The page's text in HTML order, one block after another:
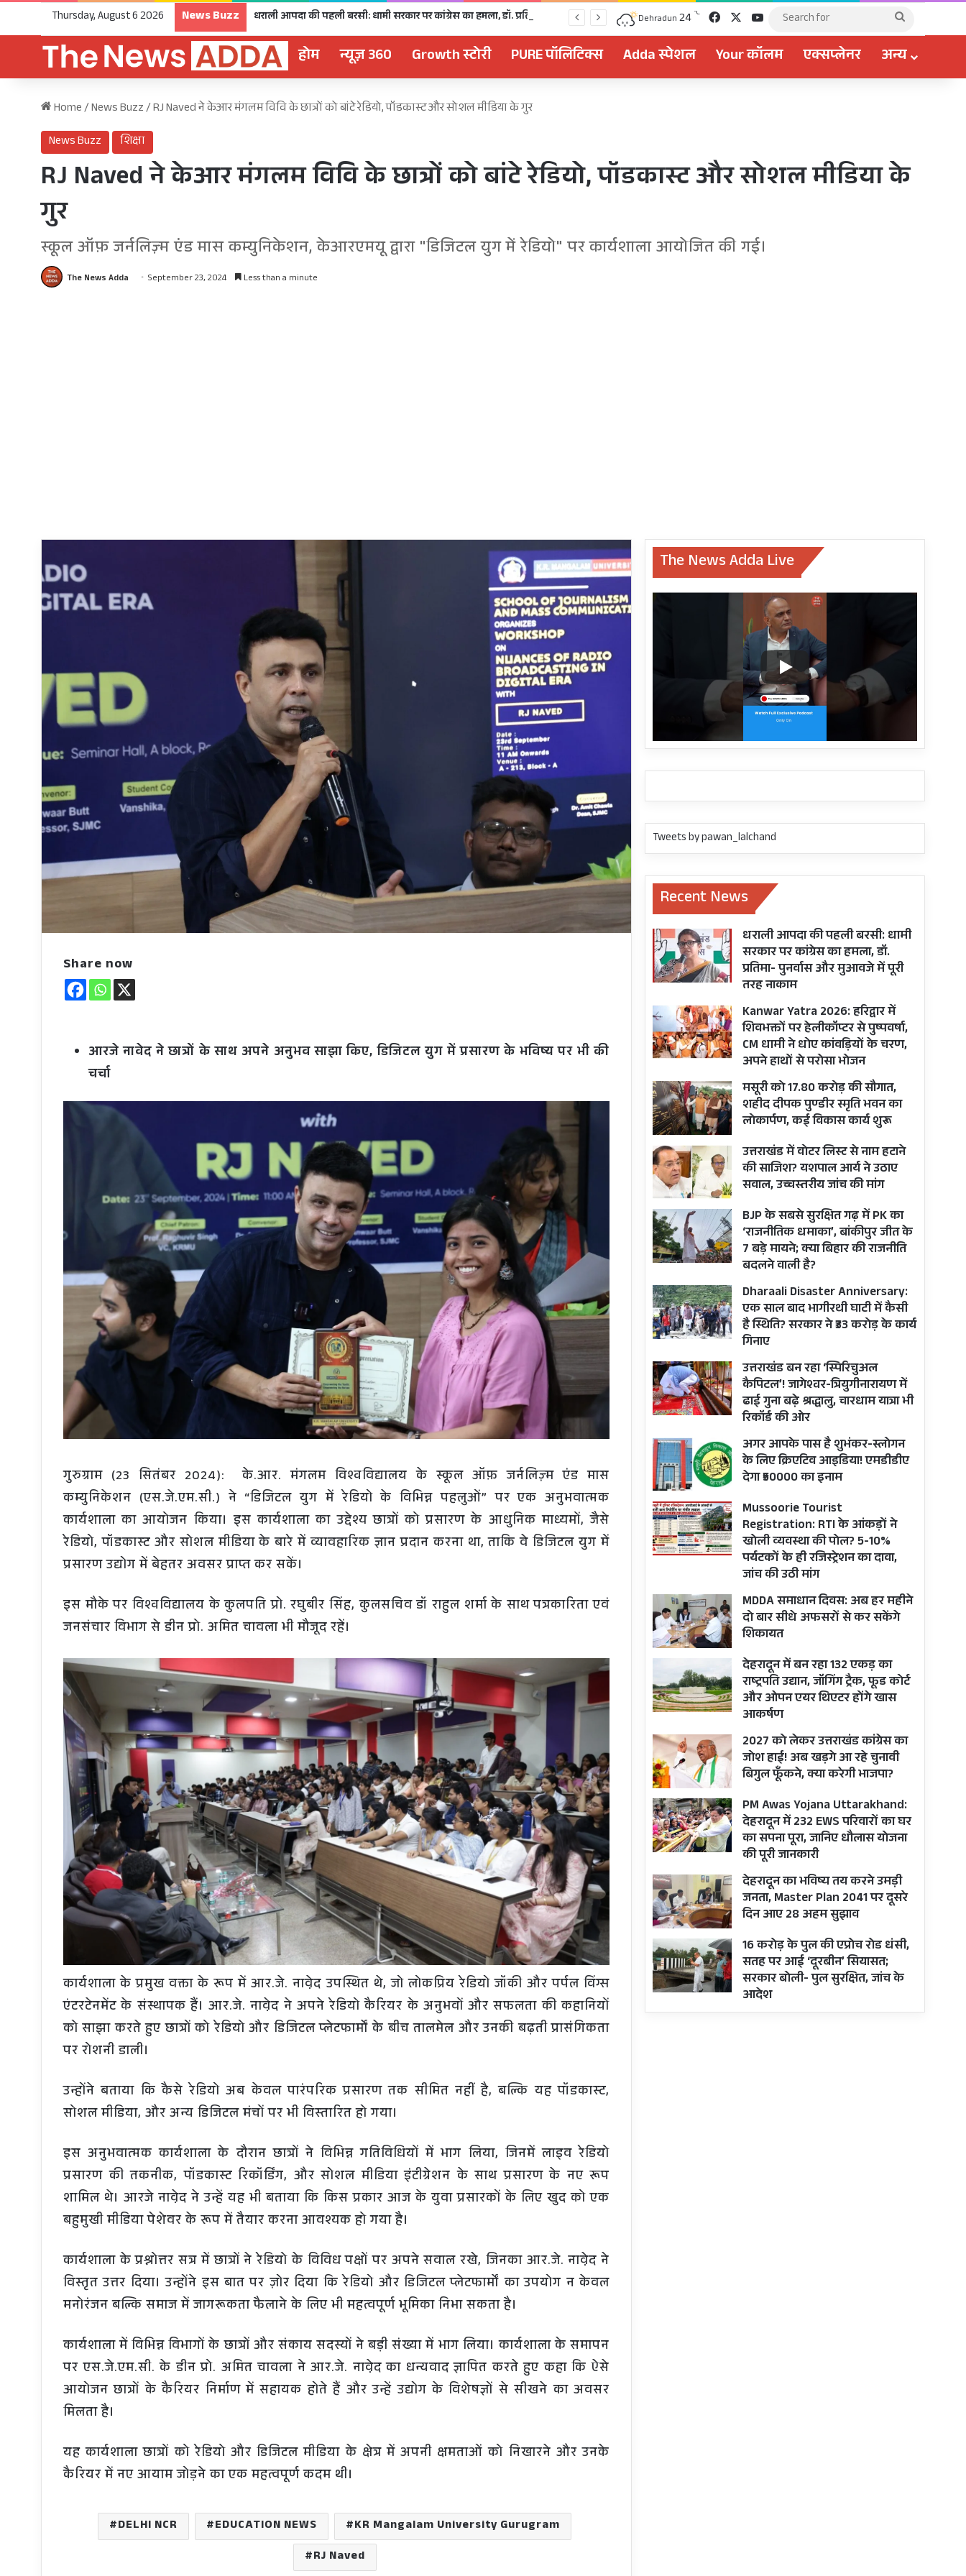
Thursday, August 6 2026 News Buzz Dehradun 24 ℃ Facebook YouTube
होम न्यूज़ 360 Growth स्टोरी PURE पॉलिटिक्स Adda स्पेशल Your कॉलम एक्सप्लेनर अन्य
Home/News Buzz/RJ Naved ने केआर मंगलम विवि के छात्रों को बांटे रेडियो, पॉडकास्ट और सोशल मीडिया के गुर
News Buzz
शिक्षा
RJ Naved ने केआर मंगलम विवि के छात्रों को बांटे रेडियो, पॉडकास्ट और सोशल मीडिया के
गुर
स्कूल ऑफ़ जर्नलिज़्म एंड मास कम्युनिकेशन, केआरएमयू द्वारा "डिजिटल युग में रेडियो" पर कार्यशाला आयोजित की गई।
The News Adda September 23, 2024 Less than a minute
Share now
आरजे नावेद ने छात्रों के साथ अपने अनुभव साझा किए, डिजिटल युग में प्रसारण के भविष्य पर भी की
चर्चा
गुरुग्राम (23 सितंबर 2024): के.आर. मंगलम विश्वविद्यालय के स्कूल ऑफ़ जर्नलिज़्म एंड मास
कम्युनिकेशन (एस.जे.एम.सी.) ने “डिजिटल युग में रेडियो के विभिन्न पहलुओं” पर एक अनुभवात्मक
कार्यशाला का आयोजन किया। इस कार्यशाला का उद्देश्य छात्रों को प्रसारण के आधुनिक माध्यमों, जैसे
रेडियो, पॉडकास्ट और सोशल मीडिया के बारे में व्यावहारिक ज्ञान प्रदान करना था, ताकि वे डिजिटल युग में
प्रसारण उद्योग में बेहतर अवसर प्राप्त कर सकें।
इस मौके पर विश्वविद्यालय के कुलपति प्रो. रघुबीर सिंह, कुलसचिव डॉ राहुल शर्मा के साथ पत्रकारिता एवं
जनसंचार विभाग से डीन प्रो. अमित चावला भी मौजूद रहें।
कार्यशाला के प्रमुख वक्ता के रूप में आर.जे. नावे़द उपस्थित थे, जो लोकप्रिय रेडियो जॉकी और पर्पल विंग्स
एंटरटेनमेंट के संस्थापक हैं। आर.जे. नावे़द ने अपने रेडियो कैरियर के अनुभवों और सफलता की कहानियों
को साझा करते हुए छात्रों को रेडियो और डिजिटल प्लेटफार्मों के बीच तालमेल और उनकी बढ़ती प्रासंगिकता
पर रोशनी डाली।
उन्होंने बताया कि कैसे रेडियो अब केवल पारंपरिक प्रसारण तक सीमित नहीं है, बल्कि यह पॉडकास्ट,
सोशल मीडिया, और अन्य डिजिटल मंचों पर भी विस्तारित हो गया।
इस अनुभवात्मक कार्यशाला के दौरान छात्रों ने विभिन्न गतिविधियों में भाग लिया, जिनमें लाइव रेडियो
प्रसारण की तकनीक, पॉडकास्ट रिकॉर्डिंग, और सोशल मीडिया इंटीग्रेशन के साथ प्रसारण के नए रूप
शामिल थे। आरजे नावे़द ने उन्हें यह भी बताया कि किस प्रकार आज के युवा प्रसारकों के लिए खुद को एक
बहुमुखी मीडिया पेशेवर के रूप में तैयार करना आवश्यक हो गया है।
कार्यशाला के प्रश्नोत्तर सत्र में छात्रों ने रेडियो के विविध पक्षों पर अपने सवाल रखे, जिनका आर.जे. नावे़द ने
विस्तृत उत्तर दिया। उन्होंने इस बात पर ज़ोर दिया कि रेडियो और डिजिटल प्लेटफार्मों का उपयोग न केवल
मनोरंजन बल्कि समाज में जागरूकता फैलाने के लिए भी महत्वपूर्ण भूमिका निभा सकता है।
कार्यशाला में विभिन्न विभागों के छात्रों और संकाय सदस्यों ने बड़ी संख्या में भाग लिया। कार्यशाला के समापन
पर एस.जे.एम.सी. के डीन प्रो. अमित चावला ने आर.जे. नावे़द का धन्यवाद ज्ञापित करते हुए कहा कि ऐसे
आयोजन छात्रों के कैरियर निर्माण में सहायक होते हैं और उन्हें उद्योग के विशेषज्ञों से सीखने का अवसर
मिलता है।
यह कार्यशाला छात्रों को रेडियो और डिजिटल मीडिया के क्षेत्र में अपनी क्षमताओं को निखारने और उनके
कैरियर में नए आयाम जोड़ने का एक महत्वपूर्ण कदम थी।
DELHI NCR EDUCATION NEWS
KR Mangalam University Gurugram
RJ Naved
The News Adda Live
Tweets by pawan_lalchand
Recent News
धराली आपदा की पहली बरसी: धामी
सरकार पर कांग्रेस का हमला, डॉ.
प्रतिमा- पुनर्वास और मुआवजे में पूरी
तरह नाकाम
Kanwar Yatra 2026: हरिद्वार में
शिवभक्तों पर हेलीकॉप्टर से पुष्पवर्षा,
CM धामी ने धोए कांवड़ियों के चरण,
अपने हाथों से परोसा भोजन
मसूरी को 17.80 करोड़ की सौगात,
शहीद दीपक पुण्डीर स्मृति भवन का
लोकार्पण, कई विकास कार्य शुरू
उत्तराखंड में वोटर लिस्ट से नाम हटाने
की साजिश? यशपाल आर्य ने उठाए
सवाल, उच्चस्तरीय जांच की मांग
BJP के सबसे सुरक्षित गढ़ में PK का
‘राजनीतिक धमाका’, बांकीपुर जीत के
7 बड़े मायने; क्या बिहार की राजनीति
बदलने वाली है?
Dharaali Disaster Anniversary:
एक साल बाद भागीरथी घाटी में कैसी
है स्थिति? सरकार ने ₹33 करोड़ के कार्य
गिनाए
उत्तराखंड बन रहा ‘स्पिरिचुअल
कैपिटल’! जागेश्वर-त्रियुगीनारायण में
ढाई गुना बढ़े श्रद्धालु, चारधाम यात्रा भी
रिकॉर्ड की ओर
अगर आपके पास है शुभंकर-स्लोगन
के लिए क्रिएटिव आइडिया! एमडीडीए
देगा ₹50000 का इनाम
Mussoorie Tourist
Registration: RTI के आंकड़ों ने
खोली व्यवस्था की पोल? 5-10%
पर्यटकों के ही रजिस्ट्रेशन का दावा,
जांच की उठी मांग
MDDA समाधान दिवस: अब हर महीने
दो बार सीधे अफसरों से कर सकेंगे
शिकायत
देहरादून में बन रहा 132 एकड़ का
राष्ट्रपति उद्यान, जॉगिंग ट्रैक, फूड कोर्ट
और ओपन एयर थिएटर होंगे खास
आकर्षण
2027 को लेकर उत्तराखंड कांग्रेस का
जोश हाई! अब खड़गे आ रहे चुनावी
बिगुल फूँकने, क्या करेगी भाजपा?
PM Awas Yojana Uttarakhand:
देहरादून में 232 EWS परिवारों का घर
का सपना पूरा, जानिए धौलास योजना
की पूरी जानकारी
देहरादून का भविष्य तय करने उमड़ी
जनता, Master Plan 2041 पर दूसरे
दिन आए 28 अहम सुझाव
16 करोड़ के पुल की एप्रोच रोड धंसी,
सतह पर आई ‘दूरबीन’ सियासत;
सरकार बोली- पुल सुरक्षित, जांच के
आदेश